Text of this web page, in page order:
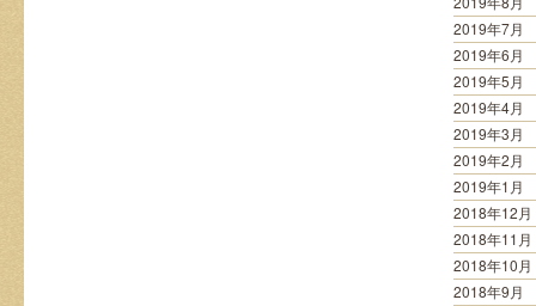
2019年7月
2019年6月
2019年5月
2019年4月
2019年3月
2019年2月
2019年1月
2018年12月
2018年11月
2018年10月
2018年9月